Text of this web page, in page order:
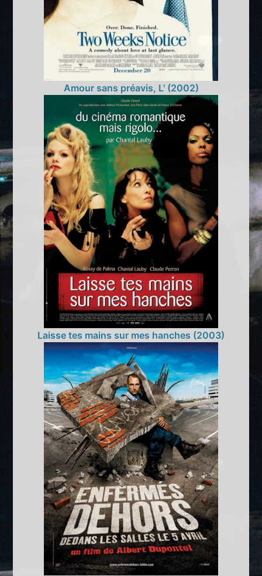
Amour sans préavis, L' (2002)
Laisse tes mains sur mes hanches (2003)